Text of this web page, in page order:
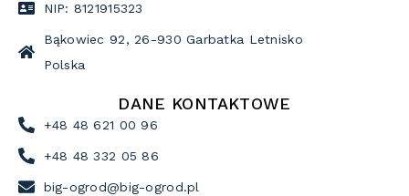
NIP: 8121915323
Bąkowiec 92, 26-930 Garbatka Letnisko
Polska
DANE KONTAKTOWE
+48 48 621 00 96
+48 48 332 05 86
big-ogrod@big-ogrod.pl